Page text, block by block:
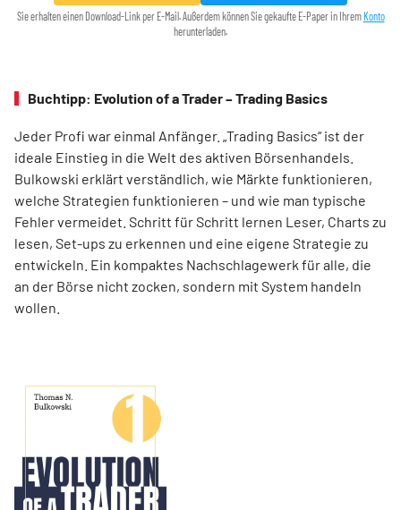
Sie erhalten einen Download-Link per E-Mail. Außerdem können Sie gekaufte E-Paper in Ihrem Konto
herunterladen.
Buchtipp: Evolution of a Trader – Trading Basics
Jeder Profi war einmal Anfänger. „Trading Basics“ ist der
ideale Einstieg in die Welt des aktiven Börsenhandels.
Bulkowski erklärt verständlich, wie Märkte funktionieren,
welche Strategien funktionieren – und wie man typische
Fehler vermeidet. Schritt für Schritt lernen Leser, Charts zu
lesen, Set-ups zu erkennen und eine eigene Strategie zu
entwickeln. Ein kompaktes Nachschlagewerk für alle, die
an der Börse nicht zocken, sondern mit System handeln
wollen.